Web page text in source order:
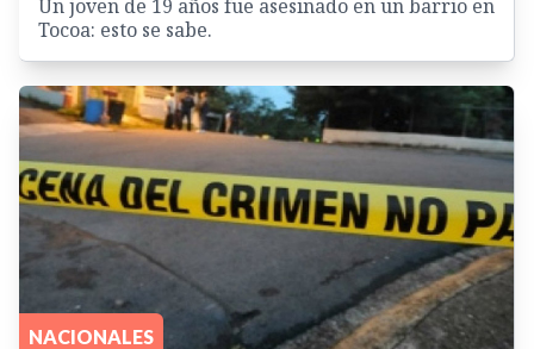
Un joven de 19 años fue asesinado en un barrio en
Tocoa: esto se sabe.
NACIONALES